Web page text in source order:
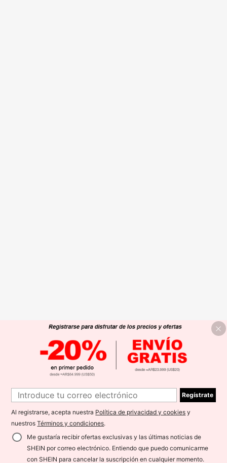
Regístrate
Al registrarse, acepta nuestra Política de privacidad y cookies y
nuestrosTérminos y condiciones.
Me gustaría recibir ofertas exclusivas y las últimas noticias de
SHEIN por correo electrónico. Entiendo que puedo comunicarme
con SHEIN para cancelar la suscripción en cualquier momento.